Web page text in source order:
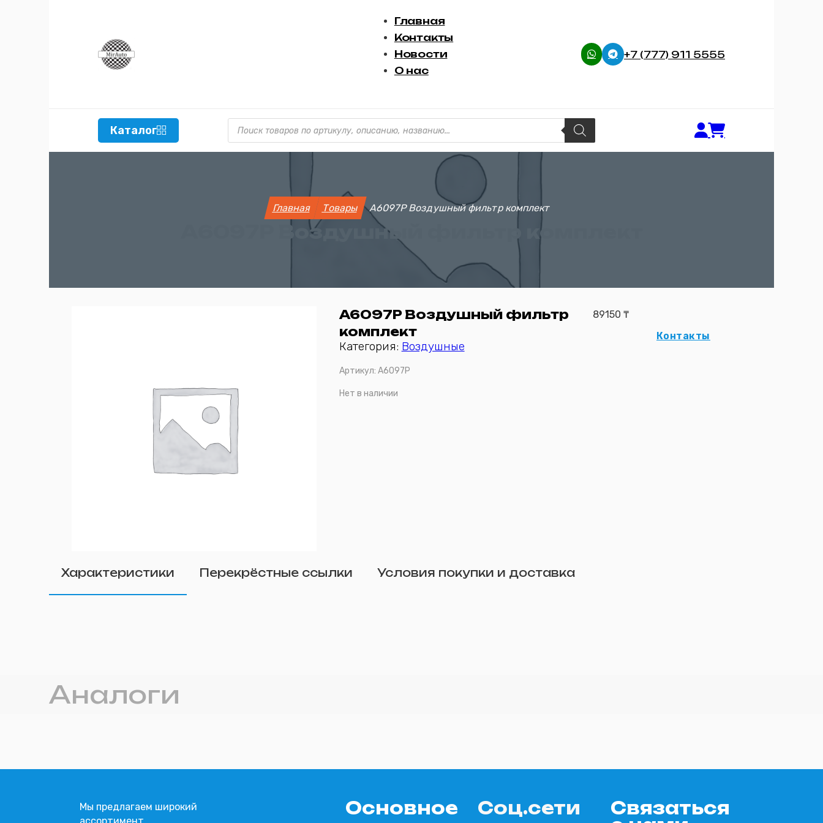
Главная
Контакты
Новости
О нас
+7 (777) 911 5555
Каталог
Поиск товаров
Главная Товары A6097P Воздушный фильтр комплект
A6097P Воздушный фильтр комплект
A6097P Воздушный фильтр
комплект
Категория: Воздушные
Артикул: A6097P
Нет в наличии
89150 ₸
Контакты
Характеристики Перекрёстные ссылки Условия покупки и доставка
Аналоги
Мы предлагаем широкий
Основное Соц.сети
Связаться
Прикрепите фото (по желанию)